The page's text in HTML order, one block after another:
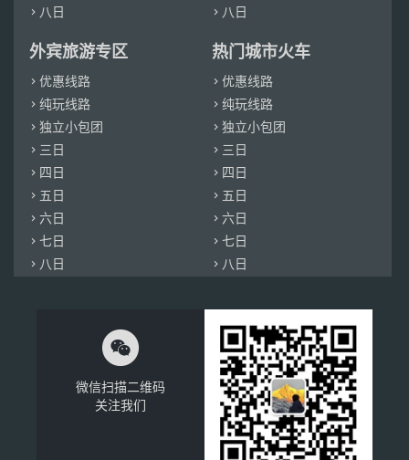
 八日  八日
外宾旅游专区
 优惠线路
 纯玩线路
 独立小包团
 三日
 四日
 五日
 六日
 七日
 八日
热门城市火车
优惠线路
纯玩线路
独立小包团
 三日
 四日
 五日
六日
七日
 八日

微信扫描二维码
关注我们